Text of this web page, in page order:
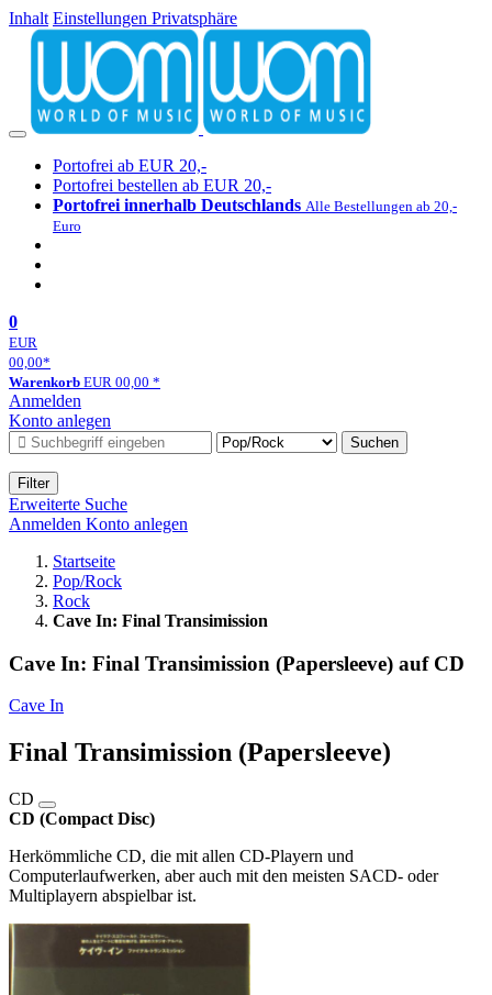
Inhalt Einstellungen Privatsphäre
Portofrei ab EUR 20,-
Portofrei bestellen ab EUR 20,-
Portofrei innerhalb Deutschlands Alle Bestellungen ab 20,-
Euro
0
EUR
00,00*
Warenkorb EUR 00,00 *
Anmelden
Konto anlegen
Suchen
Filter
Erweiterte Suche
Anmelden Konto anlegen
Startseite
Pop/Rock
Rock
Cave In: Final Transimission
Cave In: Final Transimission (Papersleeve) auf CD
Cave In
Final Transimission (Papersleeve)
CD
CD (Compact Disc)
Herkömmliche CD, die mit allen CD-Playern und
Computerlaufwerken, aber auch mit den meisten SACD- oder
Multiplayern abspielbar ist.